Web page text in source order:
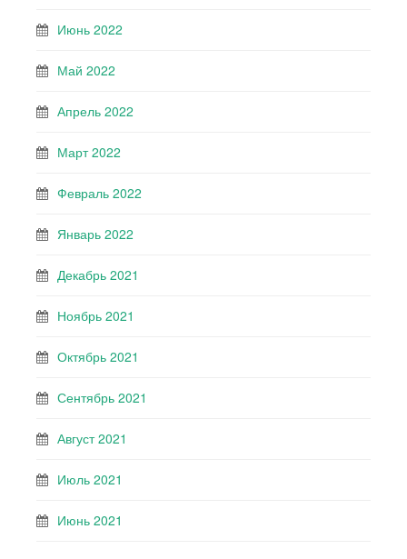
Июнь 2022
Май 2022
Апрель 2022
Март 2022
Февраль 2022
Январь 2022
Декабрь 2021
Ноябрь 2021
Октябрь 2021
Сентябрь 2021
Август 2021
Июль 2021
Июнь 2021